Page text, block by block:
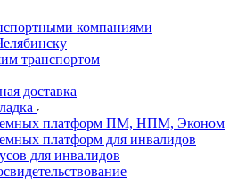
компаниями
транспортом
доставка
платформ ПМ, НПМ, Эконом
платформ для инвалидов
для инвалидов